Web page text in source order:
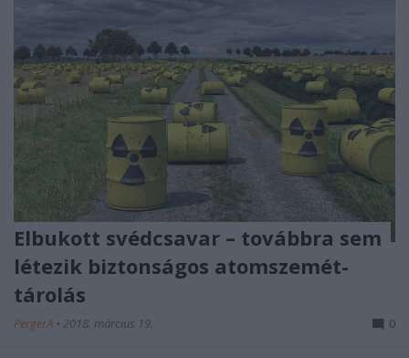
Elbukott svédcsavar – továbbra sem
létezik biztonságos atomszemét-
tárolás
PergerA • 2018. március 19. 0